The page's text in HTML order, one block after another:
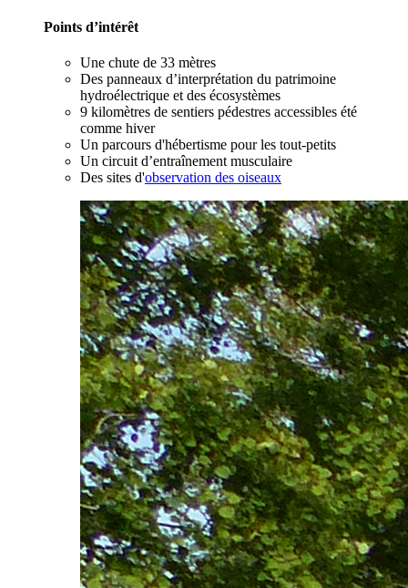
Points d’intérêt
Une chute de 33 mètres
Des panneaux d’interprétation du patrimoine
hydroélectrique et des écosystèmes
9 kilomètres de sentiers pédestres accessibles été
comme hiver
Un parcours d'hébertisme pour les tout-petits
Un circuit d’entraînement musculaire
Des sites d'observation des oiseaux